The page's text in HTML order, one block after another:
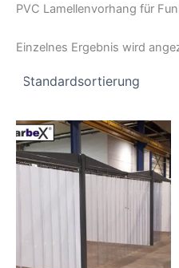
PVC Lamellenvorhang für
Einzelnes Ergebnis wird